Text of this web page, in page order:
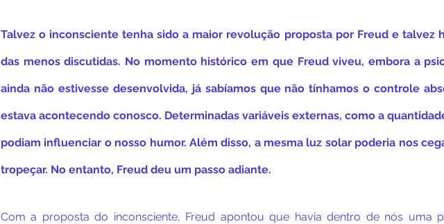
Talvez o inconsciente tenha sido a maior revolução proposta por Freud e talvez
das menos discutidas. No momento histórico em que Freud viveu, embora a
ainda não estivesse desenvolvida, já sabíamos que não tínhamos o controle
estava acontecendo conosco. Determinadas variáveis externas, como a
podiam influenciar o nosso humor. Além disso, a mesma luz solar poderia nos
tropeçar. No entanto, Freud deu um passo adiante.
Com a proposta do inconsciente, Freud apontou que havia dentro de nós uma